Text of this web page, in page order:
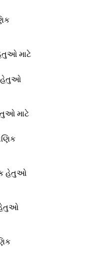
માટે
હેતુઓ
માટે
હેતુઓ
હેતુઓ